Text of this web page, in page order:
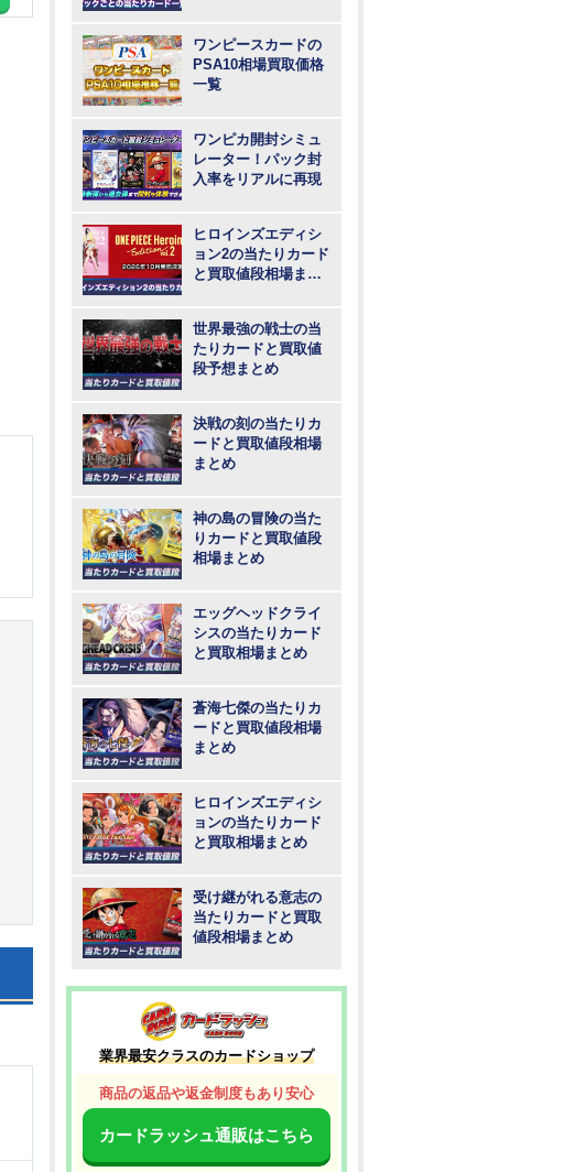
ワンピースカードの
PSA10相場買取価格
一覧
ワンピカ開封シミュ
レーター！パック封
入率をリアルに再現
ヒロインズエディシ
ョン2の当たりカード
と買取値段相場まと
世界最強の戦士の当
たりカードと買取値
段予想まとめ
決戦の刻の当たりカ
ードと買取値段相場
まとめ
神の島の冒険の当た
りカードと買取値段
相場まとめ
エッグヘッドクライ
シスの当たりカード
と買取相場まとめ
蒼海七傑の当たりカ
ードと買取値段相場
まとめ
ヒロインズエディシ
ョンの当たりカード
と買取相場まとめ
受け継がれる意志の
当たりカードと買取
値段相場まとめ
業界最安クラスのカードショップ
商品の返品や返金制度もあり安心
カードラッシュ通販はこちら